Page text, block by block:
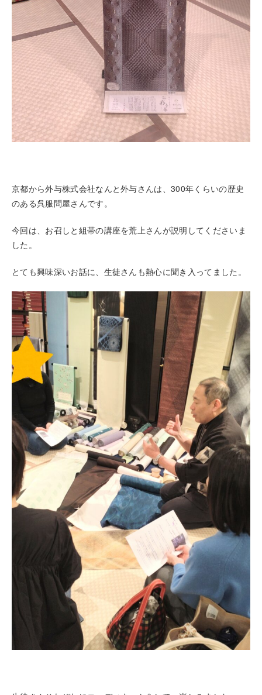
京都から外与株式会社なんと外与さんは、300年くらいの歴史
のある呉服問屋さんです。
今回は、お召しと組帯の講座を荒上さんが説明してくださいま
した。
とても興味深いお話に、生徒さんも熱心に聞き入ってました。